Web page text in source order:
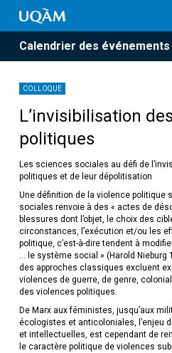
Calendrier des événements
COLLOQUE
L’invisibilisation
politiques
Les sciences sociales au défi de
politiques et de leur dépolitisation
Une définition de la violence politique
sociales renvoie à des « actes de
blessures dont l’objet, le choix des
circonstances, l’exécution et/ou les
politique, c’est-à-dire tendent à
… le système social » (Harold Nieburg
des approches classiques excluent
violences de guerre, de genre,
des violences politiques.
De Marx aux féministes, jusqu’aux
écologistes et anticoloniales, l’enjeu
et intellectuelles, est cependant de
le caractère politique de violences